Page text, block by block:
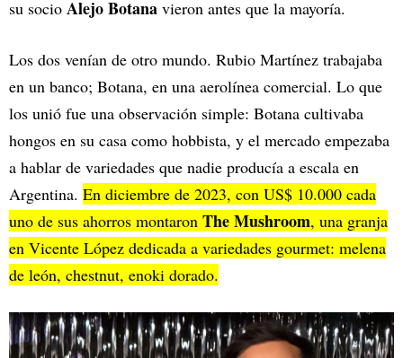
su socio Alejo Botana vieron antes que la mayoría.
Los dos venían de otro mundo. Rubio Martínez trabajaba
en un banco; Botana, en una aerolínea comercial. Lo que
los unió fue una observación simple: Botana cultivaba
hongos en su casa como hobbista, y el mercado empezaba
a hablar de variedades que nadie producía a escala en
Argentina. En diciembre de 2023, con US$ 10.000 cada
uno de sus ahorros montaron The Mushroom, una granja
en Vicente López dedicada a variedades gourmet: melena
de león, chestnut, enoki dorado.